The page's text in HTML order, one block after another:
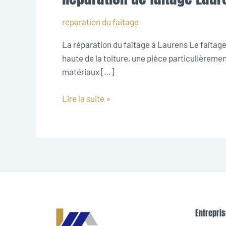
reparation du faitage
La réparation du faîtage à Laurens Le
haute de la toiture, une pièce
matériaux […]
de
faitage
Lire la suite »